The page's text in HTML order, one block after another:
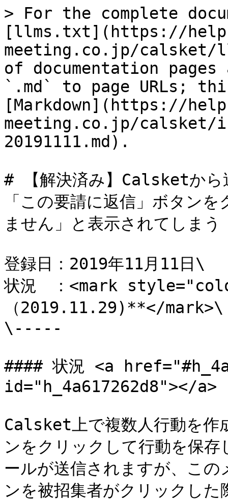
> For the complete
[llms.txt](https://
meeting.co.jp/calsket/
of documentation
`.md` to page URLs;
[Markdown](https://
meeting.co.jp/calsket/
20191111.md).
# 【解決済み】Calsketから
「この要請に返信」ボタン
ません」と表示されてしまう
登録日：2019年11月11日\
状況　：<mark
（2019.11.29)**</mark>\
\-----
#### 状況 <a
id="h_4a617262d8"></a>
Calsket上で複数人行動を作
ンをクリックして行動を保
ールが送信されますが、こ
ンを被招集者がクリックし